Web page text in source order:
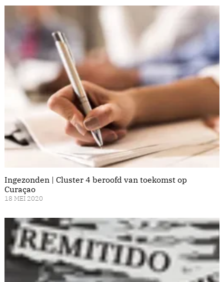
Ingezonden | Cluster 4 beroofd van toekomst op
Curaçao
18 MEI 2020